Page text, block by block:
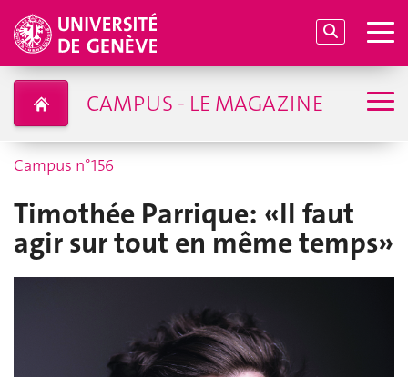
CAMPUS - LE MAGAZINE
Campus n°156
Timothée Parrique: «Il faut
agir sur tout en même temps»